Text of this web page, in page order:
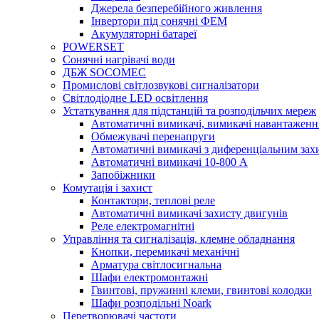
Джерела безперебійного живлення
Інвертори під сонячні ФЕМ
Акумуляторні батареї
POWERSET
Сонячні нагрівачі води
ДБЖ SOCOMEC
Промислові світлозвукові сигналізатори
Світлодіодне LED освітлення
Устаткування для підстанцій та розподільчих мереж
Автоматичні вимикачі, вимикачі
Обмежувачі перенапруги
Автоматичні вимикачі з диференціальним
Автоматичні вимикачі 10-800 А
Запобіжники
Комутація і захист
Контактори, теплові реле
Автоматичні вимикачі захисту двигунів
Реле електромагнітні
Управління та сигналізація, клемне обладнання
Кнопки, перемикачі механічні
Арматура світлосигнальна
Шафи електромонтажні
Гвинтові, пружинні клеми, гвинтові колодки
Шафи розподільні Noark
Перетворювачі частоти